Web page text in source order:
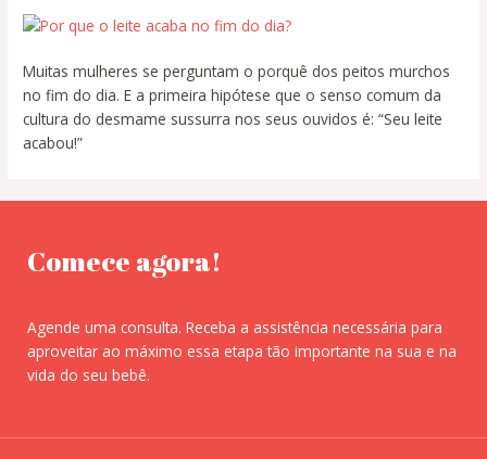
Muitas mulheres se perguntam o porquê dos peitos murchos
no fim do dia. E a primeira hipótese que o senso comum da
cultura do desmame sussurra nos seus ouvidos é: “Seu leite
acabou!”
Comece agora!
Agende uma consulta. Receba a assistência necessária para
aproveitar ao máximo essa etapa tão importante na sua e na
vida do seu bebê.